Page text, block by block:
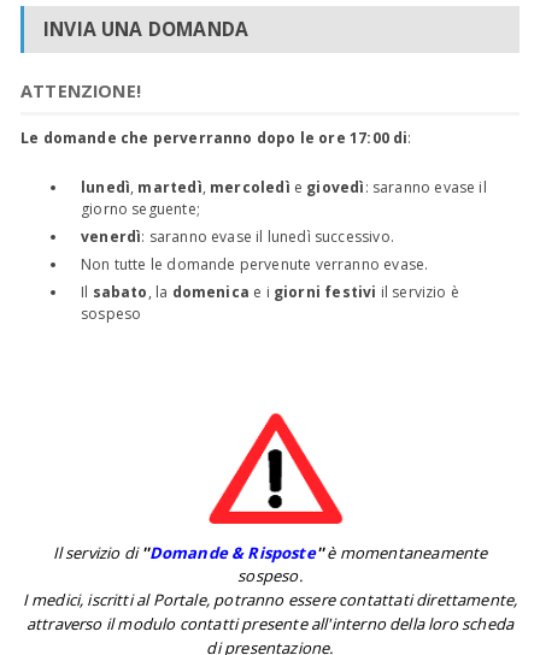
INVIA UNA DOMANDA
ATTENZIONE!
Le domande che perverranno dopo le ore 17:00 di:
lunedì, martedì, mercoledì e giovedì: saranno evase il
giorno seguente;
venerdì: saranno evase il lunedì successivo.
Non tutte le domande pervenute verranno evase.
Il sabato, la domenica e i giorni festivi il servizio è
sospeso
Il servizio di''Domande & Risposte''è momentaneamente
sospeso.
I medici, iscritti al Portale, potranno essere contattati direttamente,
attraverso il modulo contatti presente all'interno della loro scheda
di presentazione.